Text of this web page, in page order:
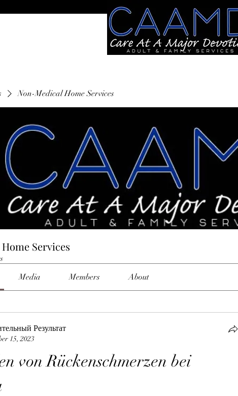
Non-Medical Home Services
Services
Media Members About
Результат
15, 2023
von Rückenschmerzen bei